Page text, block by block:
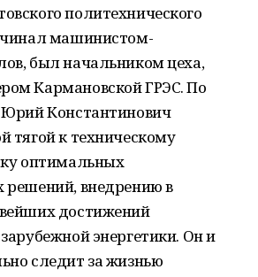
политехнического
машинистом-
был начальником цеха,
Кармановской ГРЭС. По
Константинович
тягой к техническому
оптимальных
решений, внедрению в
достижений
энергетики. Он и
следит за жизнью